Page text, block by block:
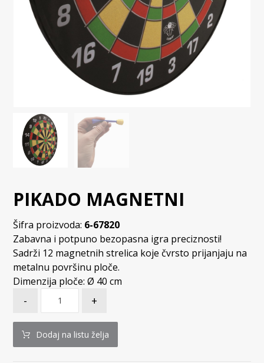
PIKADO MAGNETNI
Šifra proizvoda: 6-67820
Zabavna i potpuno bezopasna igra preciznosti!
Sadrži 12 magnetnih strelica koje čvrsto prijanjaju na
metalnu površinu ploče.
Dimenzija ploče: Ø 40 cm
- +
Dodaj na listu želja